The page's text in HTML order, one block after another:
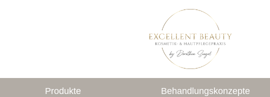
Produkte Behandlungskonzepte